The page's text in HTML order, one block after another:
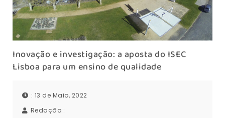
Inovação e investigação: a aposta do ISEC
Lisboa para um ensino de qualidade
: 13 de Maio, 2022
Redação::